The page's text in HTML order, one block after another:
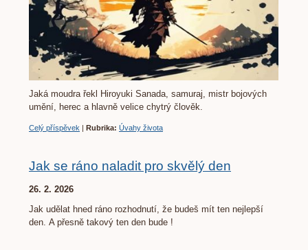
Jaká moudra řekl Hiroyuki Sanada, samuraj, mistr bojových
umění, herec a hlavně velice chytrý člověk.
Celý příspěvek | Rubrika: Úvahy života
Jak se ráno naladit pro skvělý den
26. 2. 2026
Jak udělat hned ráno rozhodnutí, že budeš mít ten nejlepší
den. A přesně takový ten den bude !